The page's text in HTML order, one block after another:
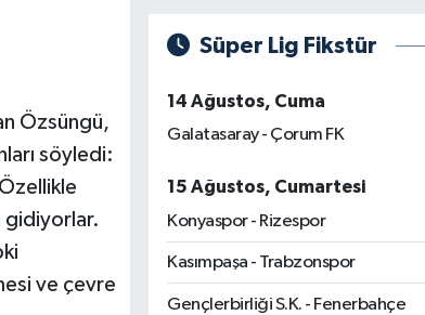
Özsüngü,
söyledi:
gidiyorlar.
ve çevre
Süper Lig Fikstür
14 Ağustos, Cuma
Galatasaray - Çorum FK
15 Ağustos, Cumartesi
Konyaspor - Rizespor
Kasımpaşa - Trabzonspor
Gençlerbirliği S.K. - Fenerbahçe